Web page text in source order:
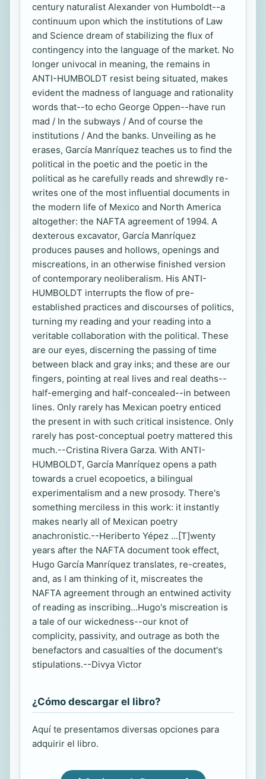
century naturalist Alexander von Humboldt--a
continuum upon which the institutions of Law
and Science dream of stabilizing the flux of
contingency into the language of the market. No
longer univocal in meaning, the remains in
ANTI-HUMBOLDT resist being situated, makes
evident the madness of language and rationality
words that--to echo George Oppen--have run
mad / In the subways / And of course the
institutions / And the banks. Unveiling as he
erases, García Manríquez teaches us to find the
political in the poetic and the poetic in the
political as he carefully reads and shrewdly re-
writes one of the most influential documents in
the modern life of Mexico and North America
altogether: the NAFTA agreement of 1994. A
dexterous excavator, García Manríquez
produces pauses and hollows, openings and
miscreations, in an otherwise finished version
of contemporary neoliberalism. His ANTI-
HUMBOLDT interrupts the flow of pre-
established practices and discourses of politics,
turning my reading and your reading into a
veritable collaboration with the political. These
are our eyes, discerning the passing of time
between black and gray inks; and these are our
fingers, pointing at real lives and real deaths--
half-emerging and half-concealed--in between
lines. Only rarely has Mexican poetry enticed
the present in with such critical insistence. Only
rarely has post-conceptual poetry mattered this
much.--Cristina Rivera Garza. With ANTI-
HUMBOLDT, García Manríquez opens a path
towards a cruel ecopoetics, a bilingual
experimentalism and a new prosody. There's
something merciless in this work: it instantly
makes nearly all of Mexican poetry
anachronistic.--Heriberto Yépez ...[T]wenty
years after the NAFTA document took effect,
Hugo García Manríquez translates, re-creates,
and, as I am thinking of it, miscreates the
NAFTA agreement through an entwined activity
of reading as inscribing...Hugo's miscreation is
a tale of our wickedness--our knot of
complicity, passivity, and outrage as both the
benefactors and casualties of the document's
stipulations.--Divya Victor
¿Cómo descargar el libro?
Aquí te presentamos diversas opciones para
adquirir el libro.